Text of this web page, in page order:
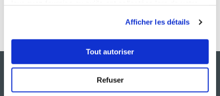
Afficher les détails
Tout autoriser
Refuser